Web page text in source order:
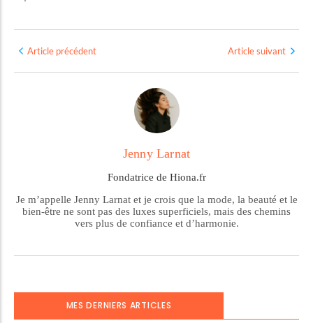
Article précédent Article suivant
Jenny Larnat
Fondatrice de Hiona.fr
Je m’appelle Jenny Larnat et je crois que la mode, la beauté et le
bien-être ne sont pas des luxes superficiels, mais des chemins
vers plus de confiance et d’harmonie.
MES DERNIERS ARTICLES